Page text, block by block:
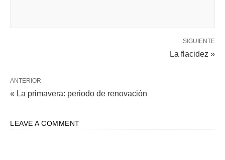
SIGUIENTE
La flacidez »
ANTERIOR
« La primavera: periodo de renovación
LEAVE A COMMENT